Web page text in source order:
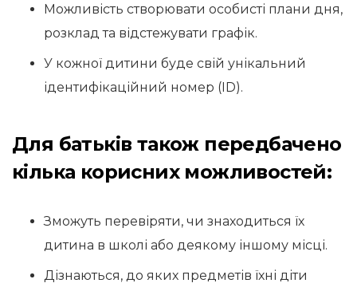
Можливість створювати особисті плани дня,
розклад та відстежувати графік.
У кожної дитини буде свій унікальний
ідентифікаційний номер (ID).
Для батьків також передбачено
кілька корисних можливостей:
Зможуть перевіряти, чи знаходиться їх
дитина в школі або деякому іншому місці.
Дізнаються, до яких предметів їхні діти